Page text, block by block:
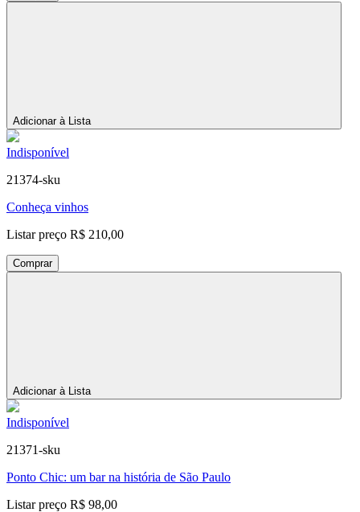
Adicionar à Lista
Indisponível
21374-sku
Conheça vinhos
Listar preço R$ 210,00
Comprar
Adicionar à Lista
Indisponível
21371-sku
Ponto Chic: um bar na história de São Paulo
Listar preço R$ 98,00